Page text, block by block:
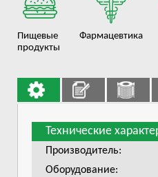
Пищевые
продукты
Фармацевтика
Технические
Производитель:
Оборудование: